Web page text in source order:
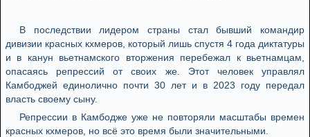
В последствии лидером страны стал бывший командир
дивизии красных кхмеров, который лишь спустя 4 года диктатуры
и в канун вьетнамского вторжения перебежал к вьетнамцам,
опасаясь репрессий от своих же. Этот человек управлял
Камбоджей единолично почти 30 лет и в 2023 году передал
власть своему сыну.
Репрессии в Камбодже уже не повторяли масштабы времен
красных кхмеров, но всё это время были значительными.